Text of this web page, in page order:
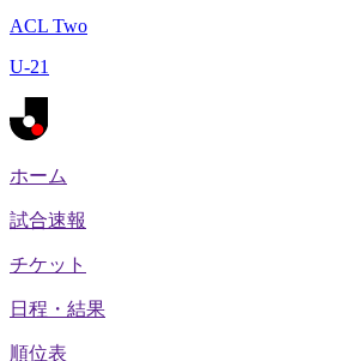
ACL Two
U-21
ホーム
試合速報
チケット
日程・結果
順位表